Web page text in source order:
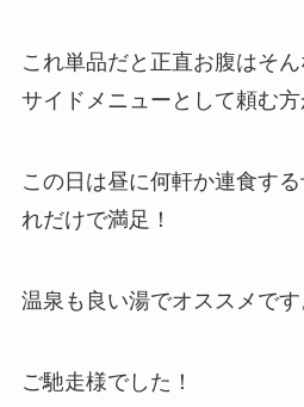
これ単品だと正直お腹はそん
サイドメニューとして頼む方
この日は昼に何軒か連食す
れだけで満足！
温泉も良い湯でオススメです
ご馳走様でした！